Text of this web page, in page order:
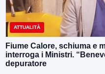
ATTUALITÀ
Fiume Calore, schiuma e
interroga i Ministri.
depuratore